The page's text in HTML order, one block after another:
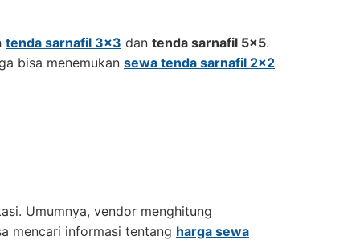
tenda sarnafil 3×3 dan tenda sarnafil 5×5.
bisa menemukan sewa tenda sarnafil 2×2
Umumnya, vendor menghitung
mencari informasi tentang harga sewa